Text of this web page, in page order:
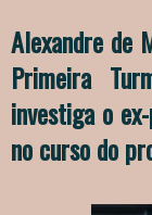
Alexandre de
Primeira
investiga o
no curso do